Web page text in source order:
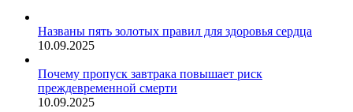
Названы пять золотых правил для здоровья сердца
10.09.2025
Почему пропуск завтрака повышает риск
преждевременной смерти
10.09.2025